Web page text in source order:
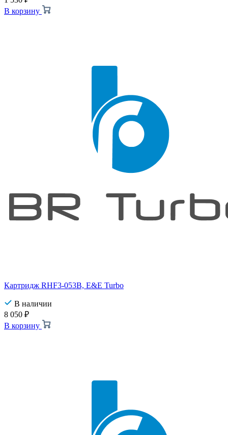
В корзину
Картридж RHF3-053B, E&E Turbo
В наличии
8 050 ₽
В корзину